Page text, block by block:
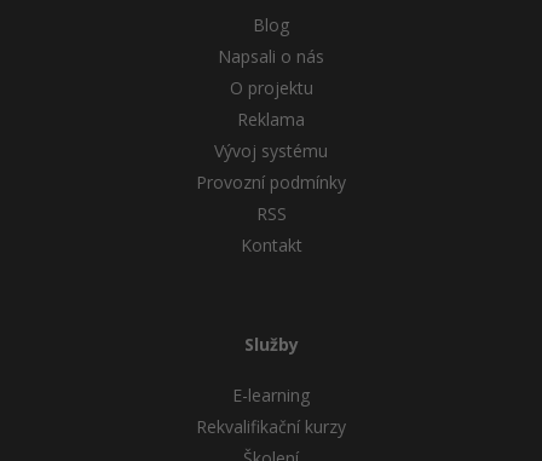
Blog
Napsali o nás
O projektu
Reklama
Vývoj systému
Provozní podmínky
RSS
Kontakt
Služby
E-learning
Rekvalifikační kurzy